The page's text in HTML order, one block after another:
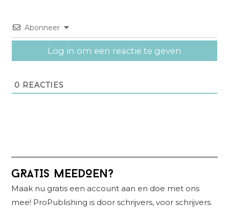
Abonneer
Log in om een reactie te geven
0 REACTIES
Primaire
Sidebar
GRATIS MEEDOEN?
Maak nu gratis een account aan en doe met ons
mee! ProPublishing is door schrijvers, voor schrijvers.